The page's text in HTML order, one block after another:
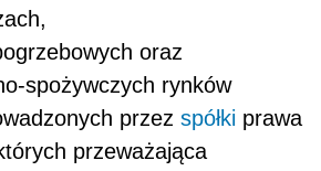
oraz
spożywczych rynków
przez spółki prawa
przeważająca